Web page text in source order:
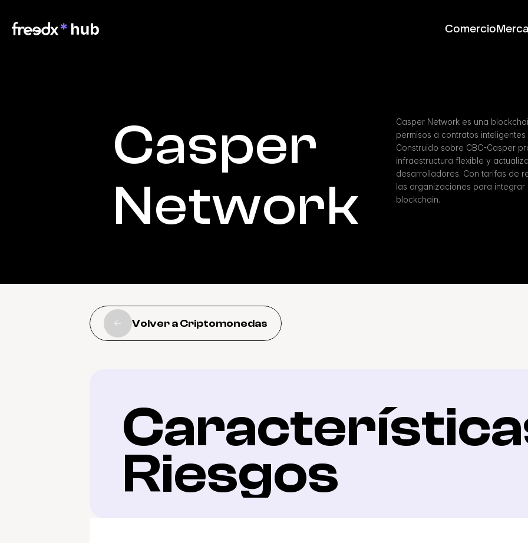
Comercio
Casper
Network
Casper Network es una
permisos a contratos
Construido sobre CBC-Casper
infraestructura flexible y
desarrolladores. Con tarifas de
las organizaciones para
blockchain.
Volver a Criptomonedas
Riesgos